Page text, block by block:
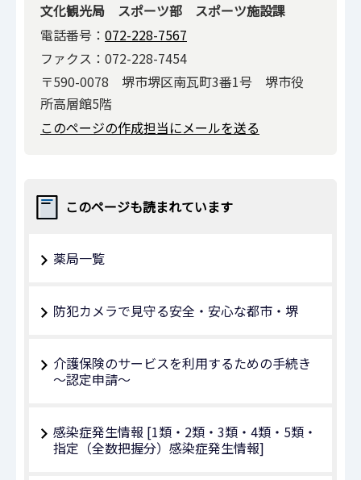
文化観光局 スポーツ部 スポーツ施設課
電話番号： 072-228-7567
ファクス：072-228-7454
〒590-0078 堺市堺区南瓦町3番1号 堺市役
所高層館5階
このページの作成担当にメールを送る
このページも読まれています
薬局一覧
防犯カメラで見守る安全・安心な都市・堺
介護保険のサービスを利用するための手続き
～認定申請～
感染症発生情報 [1類・2類・3類・4類・5類・
指定（全数把握分）感染症発生情報]